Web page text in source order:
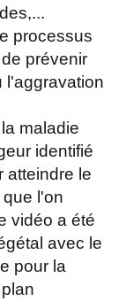
processus
prévenir
l'aggravation
maladie
identifié
atteindre le
l'on
vidéo a été
avec le
pour la